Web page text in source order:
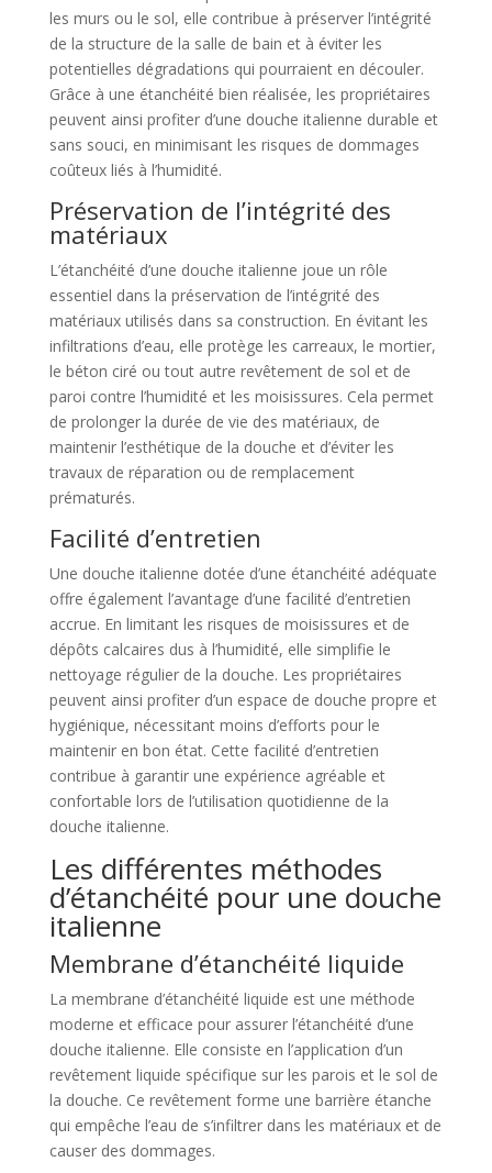
les murs ou le sol, elle contribue à préserver l’intégrité
de la structure de la salle de bain et à éviter les
potentielles dégradations qui pourraient en découler.
Grâce à une étanchéité bien réalisée, les propriétaires
peuvent ainsi profiter d’une douche italienne durable et
sans souci, en minimisant les risques de dommages
coûteux liés à l’humidité.
Préservation de l’intégrité des
matériaux
L’étanchéité d’une douche italienne joue un rôle
essentiel dans la préservation de l’intégrité des
matériaux utilisés dans sa construction. En évitant les
infiltrations d’eau, elle protège les carreaux, le mortier,
le béton ciré ou tout autre revêtement de sol et de
paroi contre l’humidité et les moisissures. Cela permet
de prolonger la durée de vie des matériaux, de
maintenir l’esthétique de la douche et d’éviter les
travaux de réparation ou de remplacement
prématurés.
Facilité d’entretien
Une douche italienne dotée d’une étanchéité adéquate
offre également l’avantage d’une facilité d’entretien
accrue. En limitant les risques de moisissures et de
dépôts calcaires dus à l’humidité, elle simplifie le
nettoyage régulier de la douche. Les propriétaires
peuvent ainsi profiter d’un espace de douche propre et
hygiénique, nécessitant moins d’efforts pour le
maintenir en bon état. Cette facilité d’entretien
contribue à garantir une expérience agréable et
confortable lors de l’utilisation quotidienne de la
douche italienne.
Les différentes méthodes
d’étanchéité pour une douche
italienne
Membrane d’étanchéité liquide
La membrane d’étanchéité liquide est une méthode
moderne et efficace pour assurer l’étanchéité d’une
douche italienne. Elle consiste en l’application d’un
revêtement liquide spécifique sur les parois et le sol de
la douche. Ce revêtement forme une barrière étanche
qui empêche l’eau de s’infiltrer dans les matériaux et de
causer des dommages.